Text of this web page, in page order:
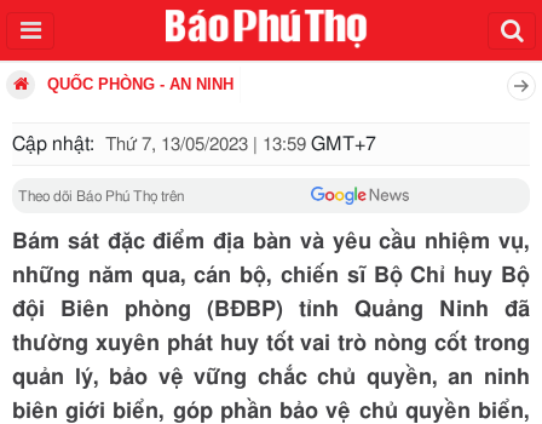
QUỐC PHÒNG - AN NINH
Cập nhật: Thứ 7, 13/05/2023 | 13:59 GMT+7
Theo dõi Báo Phú Thọ trên
Bám sát đặc điểm địa bàn và yêu cầu nhiệm vụ,
những năm qua, cán bộ, chiến sĩ Bộ Chỉ huy Bộ
đội Biên phòng (BĐBP) tỉnh Quảng Ninh đã
thường xuyên phát huy tốt vai trò nòng cốt trong
quản lý, bảo vệ vững chắc chủ quyền, an ninh
biên giới biển, góp phần bảo vệ chủ quyền biển,